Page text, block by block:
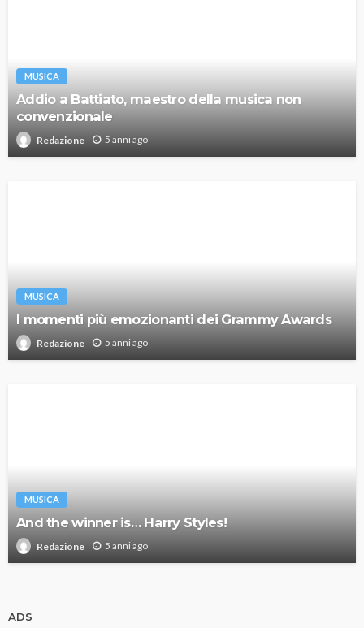
MUSICA
Addio a Battiato, maestro della musica non
convenzionale
Redazione 5 anni ago
MUSICA
I momenti più emozionanti dei Grammy Awards
Redazione 5 anni ago
MUSICA
And the winner is… Harry Styles!
Redazione 5 anni ago
ADS